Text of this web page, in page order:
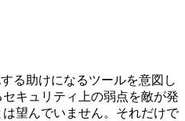
る助けになるツールを意図し
キュリティ上の弱点を敵が発
望んでいません。それだけで